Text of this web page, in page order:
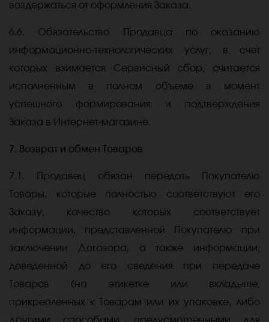
воздержаться от оформления Заказа.
6.6. Обязательство Продавца по оказанию
информационно-технологических услуг, в счет
которых взимается Сервисный сбор, считается
исполненным в полном объеме в момент
успешного формирования и подтверждения
Заказа в Интернет-магазине.
7. Возврат и обмен Товаров
7.1. Продавец обязан передать Покупателю
Товары, которые полностью соответствуют его
Заказу, качество которых соответствует
информации, представленной Покупателю при
заключении Договора, а также информации,
доведенной до его сведения при передаче
Товаров (на этикетке или вкладыше,
прикрепленных к Товарам или их упаковке, либо